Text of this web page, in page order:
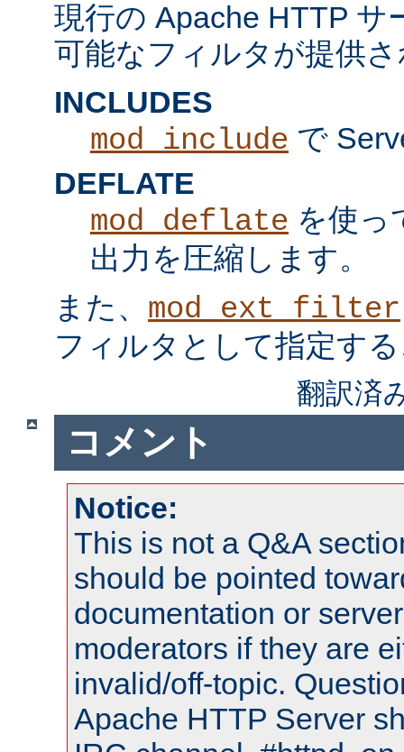
現行の Apache HTTP サ
可能なフィルタが提供
INCLUDES
mod_include で
DEFLATE
mod_deflate を使っ
出力を圧縮します。
また、 mod_ext_filter
フィルタとして指定す
翻訳済
コメント
Notice:
This is not a Q&A
should be pointed
documentation or
moderators if they are
invalid/off-topic.
Apache HTTP Server